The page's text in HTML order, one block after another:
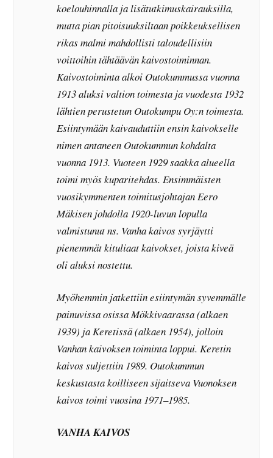
koelouhinnalla ja lisätutkimuskairauksilla,
mutta pian pitoisuuksiltaan poikkeuksellisen
rikas malmi mahdollisti taloudellisiin
voittoihin tähtäävän kaivostoiminnan.
Kaivostoiminta alkoi Outokummussa vuonna
1913 aluksi valtion toimesta ja vuodesta 1932
lähtien perustetun Outokumpu Oy:n toimesta.
Esiintymään kaivauduttiin ensin kaivokselle
nimen antaneen Outokummun kohdalta
vuonna 1913. Vuoteen 1929 saakka alueella
toimi myös kuparitehdas. Ensimmäisten
vuosikymmenten toimitusjohtajan Eero
Mäkisen johdolla 1920-luvun lopulla
valmistunut ns. Vanha kaivos syrjäytti
pienemmät kituliaat kaivokset, joista kiveä
oli aluksi nostettu.
Myöhemmin jatkettiin esiintymän syvemmälle
painuvissa osissa Mökkivaarassa (alkaen
1939) ja Keretissä (alkaen 1954), jolloin
Vanhan kaivoksen toiminta loppui. Keretin
kaivos suljettiin 1989. Outokummun
keskustasta koilliseen sijaitseva Vuonoksen
kaivos toimi vuosina 1971–1985.
VANHA KAIVOS